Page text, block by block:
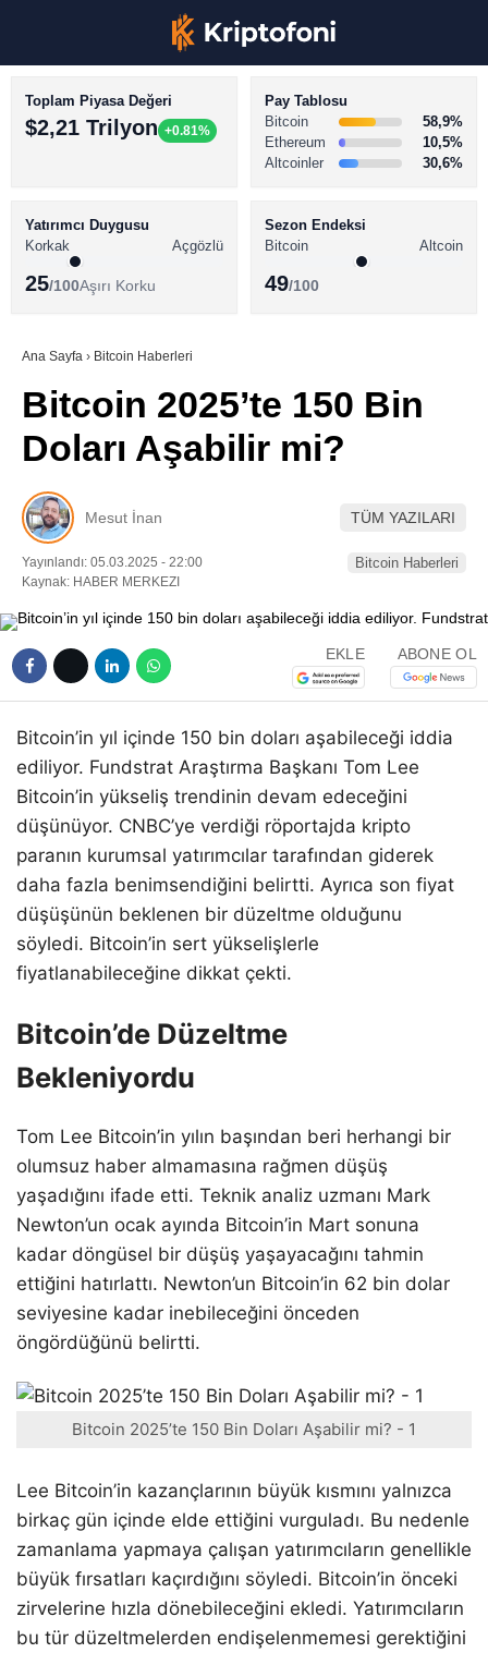
Youtube
TikTok
Pinterest
BİTCOİN HABERLERİ
ALTCOİN HABERLERİ
SÖZLÜK
Toplam Piyasa Değeri
$2,21 Trilyon +0.81%
Pay Tablosu
Bitcoin
58,9%
Ethereum
10,5%
Altcoinler
30,6%
Yatırımcı Duygusu
Korkak
Açgözlü
25/100Aşırı Korku
Sezon Endeksi
Bitcoin
Altcoin
49/100
Ana Sayfa › Bitcoin Haberleri
Bitcoin 2025’te 150 Bin
Doları Aşabilir mi?
Mesut İnan TÜM YAZILARI
Yayınlandı: 05.03.2025 - 22:00
Kaynak: HABER MERKEZI
Bitcoin Haberleri
EKLE ABONE OL
Bitcoin’in yıl içinde 150 bin doları aşabileceği iddia
ediliyor. Fundstrat Araştırma Başkanı Tom Lee
Bitcoin’in yükseliş trendinin devam edeceğini
düşünüyor. CNBC’ye verdiği röportajda kripto
paranın kurumsal yatırımcılar tarafından giderek
daha fazla benimsendiğini belirtti. Ayrıca son fiyat
düşüşünün beklenen bir düzeltme olduğunu
söyledi. Bitcoin’in sert yükselişlerle
fiyatlanabileceğine dikkat çekti.
Bitcoin’de Düzeltme
Bekleniyordu
Tom Lee Bitcoin’in yılın başından beri herhangi bir
olumsuz haber almamasına rağmen düşüş
yaşadığını ifade etti. Teknik analiz uzmanı Mark
Newton’un ocak ayında Bitcoin’in Mart sonuna
kadar döngüsel bir düşüş yaşayacağını tahmin
ettiğini hatırlattı. Newton’un Bitcoin’in 62 bin dolar
seviyesine kadar inebileceğini önceden
öngördüğünü belirtti.
Bitcoin 2025’te 150 Bin Doları Aşabilir mi? - 1
Lee Bitcoin’in kazançlarının büyük kısmını yalnızca
birkaç gün içinde elde ettiğini vurguladı. Bu nedenle
zamanlama yapmaya çalışan yatırımcıların genellikle
büyük fırsatları kaçırdığını söyledi. Bitcoin’in önceki
zirvelerine hızla dönebileceğini ekledi. Yatırımcıların
bu tür düzeltmelerden endişelenmemesi gerektiğini